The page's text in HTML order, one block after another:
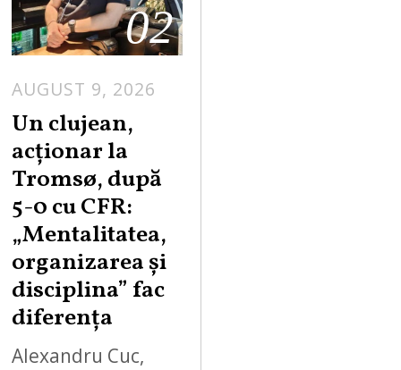
02
AUGUST 9, 2026
Un clujean,
acționar la
Tromsø, după
5-0 cu CFR:
„Mentalitatea,
organizarea și
disciplina” fac
diferența
Alexandru Cuc,